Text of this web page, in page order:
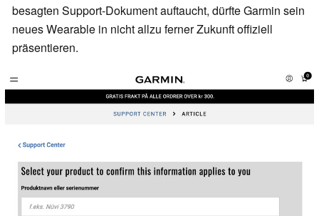
besagten Support-Dokument auftaucht, dürfte Garmin sein
neues Wearable in nicht allzu ferner Zukunft offiziell
präsentieren.